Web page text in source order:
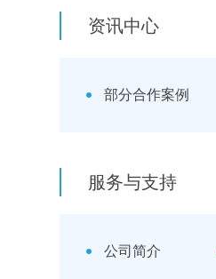
资讯中心
部分合作案例
服务与支持
公司简介